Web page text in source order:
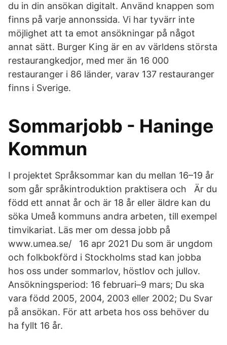
du in din ansökan digitalt. Använd knappen som
finns på varje annonssida. Vi har tyvärr inte
möjlighet att ta emot ansökningar på något
annat sätt. Burger King är en av världens största
restaurangkedjor, med mer än 16 000
restauranger i 86 länder, varav 137 restauranger
finns i Sverige.
Sommarjobb - Haninge
Kommun
I projektet Språksommar kan du mellan 16–19 år
som går språkintroduktion praktisera och Är du
född ett annat år och är 18 år eller äldre kan du
söka Umeå kommuns andra arbeten, till exempel
timvikariat. Läs mer om dessa jobb på
www.umea.se/ 16 apr 2021 Du som är ungdom
och folkbokförd i Stockholms stad kan jobba
hos oss under sommarlov, höstlov och jullov.
Ansökningsperiod: 16 februari–9 mars; Du ska
vara född 2005, 2004, 2003 eller 2002; Du Svar
på ansökan. För att arbeta hos oss behöver du
ha fyllt 16 år.